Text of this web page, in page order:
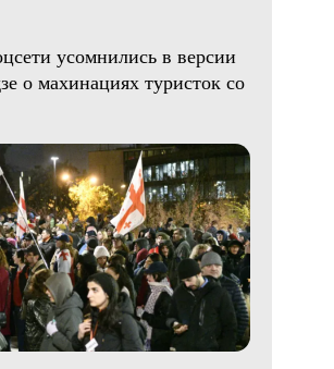
усомнились в версии
о махинациях туристок со